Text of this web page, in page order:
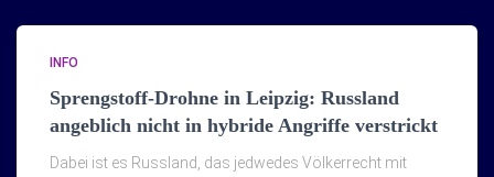
INFO
Sprengstoff-Drohne in Leipzig: Russland
angeblich nicht in hybride Angriffe verstrickt
Dabei ist es Russland, das jedwedes Völkerrecht mit